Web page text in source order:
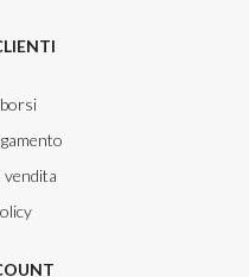
vendita